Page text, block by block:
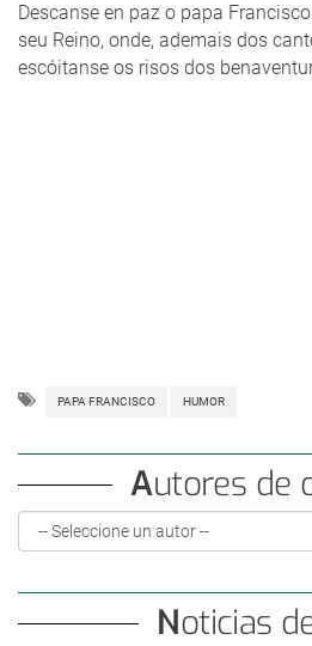
Descanse en paz o papa
seu Reino, onde, ademais dos
escóitanse os risos dos
PAPA FRANCISCO HUMOR
Autores de
Noticias